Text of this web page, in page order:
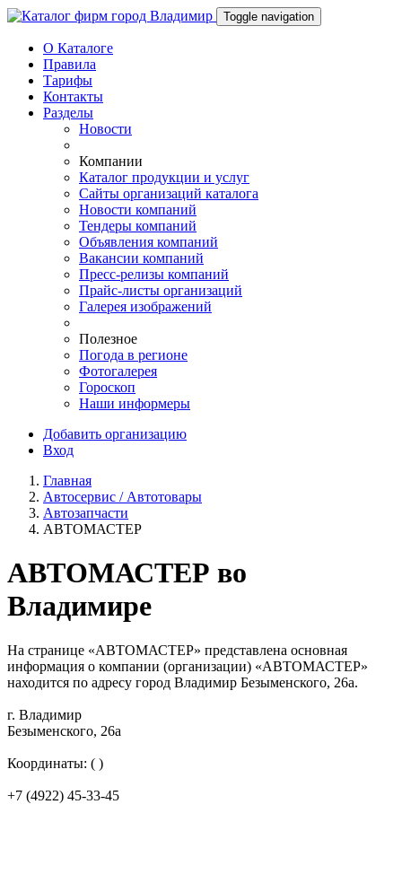
Toggle navigation
О Каталоге
Правила
Тарифы
Контакты
Разделы
Новости
Компании
Каталог продукции и услуг
Сайты организаций каталога
Новости компаний
Тендеры компаний
Объявления компаний
Вакансии компаний
Пресс-релизы компаний
Прайс-листы организаций
Галерея изображений
Полезное
Погода в регионе
Фотогалерея
Гороскоп
Наши информеры
Добавить организацию
Вход
Главная
Автосервис / Автотовары
Автозапчасти
АВТОМАСТЕР
АВТОМАСТЕР во
Владимире
На странице «АВТОМАСТЕР» представлена основная
информация о компании (организации) «АВТОМАСТЕР»
находится по адресу город Владимир Безыменского, 26а.
г. Владимир
Безыменского, 26а
Координаты: ( )
+7 (4922) 45-33-45